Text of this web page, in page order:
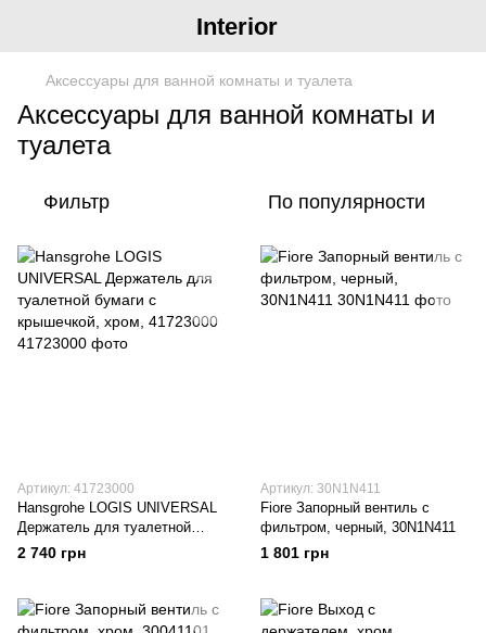
Interior
Аксессуары для ванной комнаты и туалета
Аксессуары для ванной комнаты и
туалета
Фильтр По популярности
Артикул: 41723000
Hansgrohe LOGIS UNIVERSAL
Держатель для туалетной
бумаги с крышечкой, хром,
41723000
2 740 грн
Артикул: 30N1N411
Fiore Запорный вентиль с
фильтром, черный, 30N1N411
1 801 грн